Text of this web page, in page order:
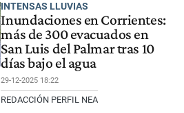
INTENSAS LLUVIAS
Inundaciones en Corrientes:
más de 300 evacuados en
San Luis del Palmar tras 10
días bajo el agua
29-12-2025 18:22
REDACCIÓN PERFIL NEA